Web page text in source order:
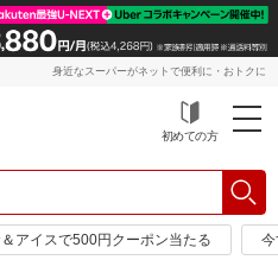
身近なスーパーがネットで便利に・おトクに
初めての方
アイスで500円クーポン当たる